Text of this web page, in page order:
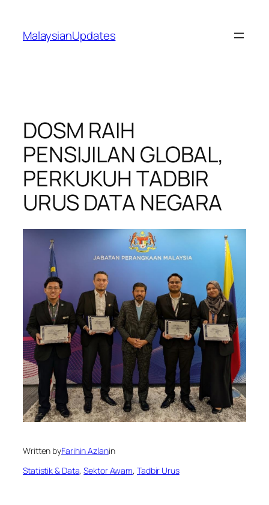
content
MalaysianUpdates
DOSM RAIH
PENSIJILAN GLOBAL,
PERKUKUH TADBIR
URUS DATA NEGARA
Written byFarihin Azlanin
Statistik & Data, Sektor Awam, Tadbir Urus